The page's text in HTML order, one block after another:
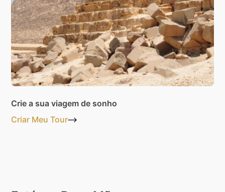
Crie a sua viagem de sonho
Criar Meu Tour